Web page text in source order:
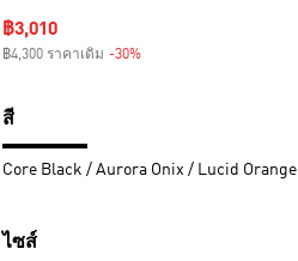
ราคาลด
฿3,010
฿4,300 ราคาเดิม -30%
สี
Core Black / Aurora Onix / Lucid Orange
ไซส์